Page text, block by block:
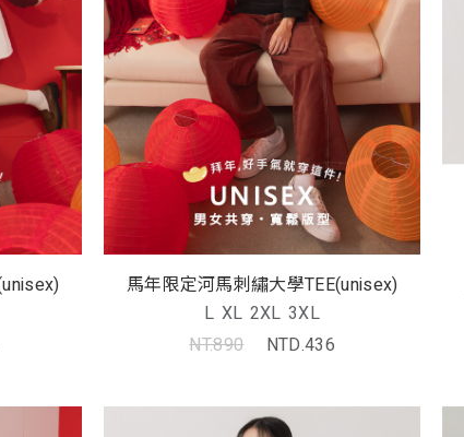
馬年限定河馬刺繡大學TEE(unisex)
L XL 2XL 3XL
NT.890
NTD.436